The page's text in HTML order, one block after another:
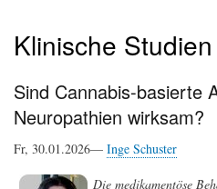
Klinische Studien
Sind Cannabis-basierte
Neuropathien wirksam?
Fr, 30.01.2026— Inge Schuster
Die medikamentöse